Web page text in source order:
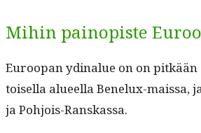
Mihin painopiste
Euroopan ydi­nalue on on
toisel­la alueel­la Benelux-mais­sa,
ja Pohjois-Ranskassa.